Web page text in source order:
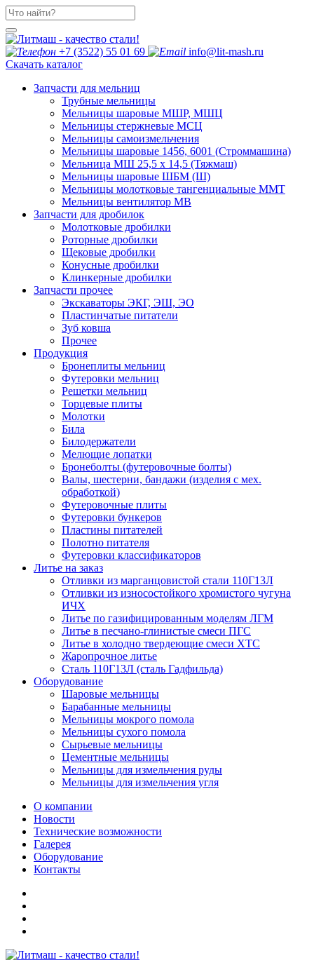
+7 (3522) 55 01 69
info@lit-mash.ru
Скачать каталог
Запчасти для мельниц
Трубные мельницы
Мельницы шаровые МШР, МШЦ
Мельницы стержневые МСЦ
Мельницы самоизмельчения
Мельницы шаровые 1456, 6001 (Строммашина)
Мельница МШ 25,5 х 14,5 (Тяжмаш)
Мельницы шаровые ШБМ (Ш)
Мельницы молотковые тангенциальные ММТ
Мельницы вентилятор МВ
Запчасти для дробилок
Молотковые дробилки
Роторные дробилки
Щековые дробилки
Конусные дробилки
Клинкерные дробилки
Запчасти прочее
Экскаваторы ЭКГ, ЭШ, ЭО
Пластинчатые питатели
Зуб ковша
Прочее
Продукция
Бронеплиты мельниц
Футеровки мельниц
Решетки мельниц
Торцевые плиты
Молотки
Била
Билодержатели
Мелющие лопатки
Бронеболты (футеровочные болты)
Валы, шестерни, бандажи (изделия с мех.
обработкой)
Футеровочные плиты
Футеровки бункеров
Пластины питателей
Полотно питателя
Футеровки классификаторов
Литье на заказ
Отливки из марганцовистой стали 110Г13Л
Отливки из износостойкого хромистого чугуна
ИЧХ
Литье по газифицированным моделям ЛГМ
Литье в песчано-глинистые смеси ПГС
Литье в холодно твердеющие смеси ХТС
Жаропрочное литье
Сталь 110Г13Л (сталь Гадфильда)
Оборудование
Шаровые мельницы
Барабанные мельницы
Мельницы мокрого помола
Мельницы сухого помола
Сырьевые мельницы
Цементные мельницы
Мельницы для измельчения руды
Мельницы для измельчения угля
О компании
Новости
Технические возможности
Галерея
Оборудование
Контакты